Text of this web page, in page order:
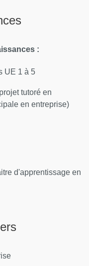
entreprises de
temps plein en
:
UE 1 à 5
tutoré en
en entreprise)
d'apprentissage en